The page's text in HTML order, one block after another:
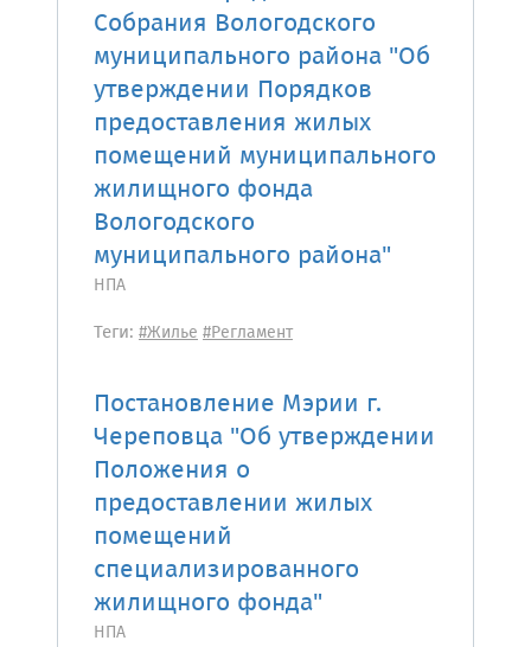
Собрания Вологодского
муниципального района "Об
утверждении Порядков
предоставления жилых
помещений муниципального
жилищного фонда
Вологодского
муниципального района"
НПА
Теги: #Жилье#Регламент
Постановление Мэрии г.
Череповца "Об утверждении
Положения о
предоставлении жилых
помещений
специализированного
жилищного фонда"
НПА